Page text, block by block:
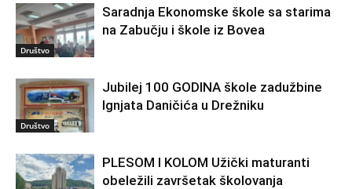
Društvo
Saradnja Ekonomske škole sa starima
na Zabučju i škole iz Bovea
Društvo
Jubilej 100 GODINA škole zadužbine
Ignjata Daničića u Drežniku
PLESOM I KOLOM Užički maturanti
obeležili završetak školovanja